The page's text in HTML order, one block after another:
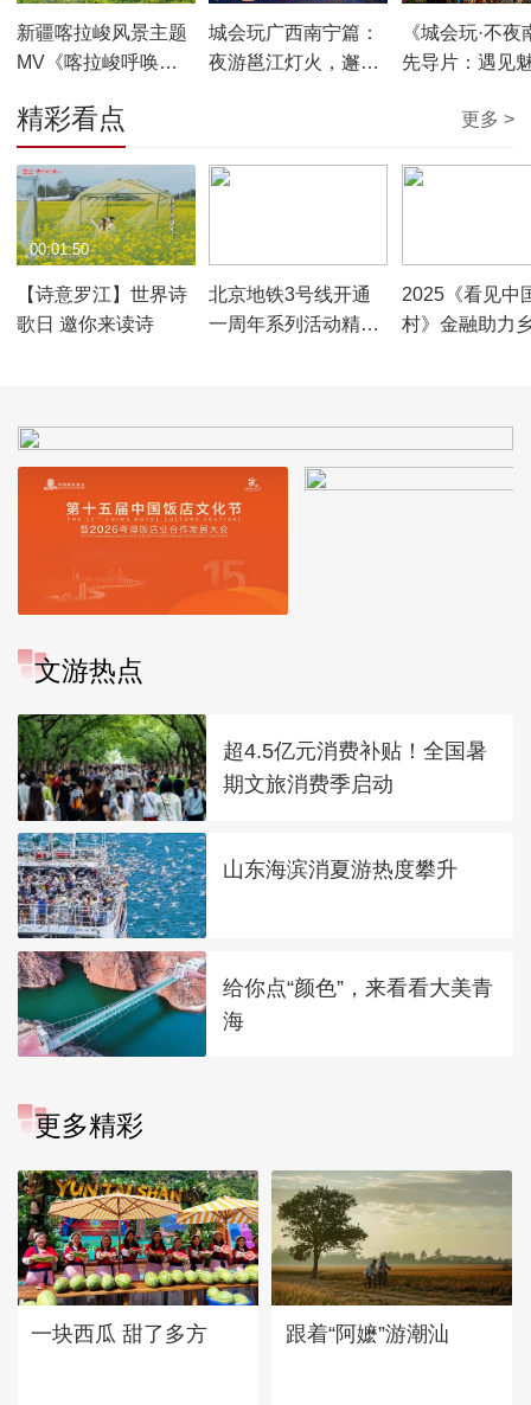
新疆喀拉峻风景主题
MV《喀拉峻呼唤
城会玩广西南宁篇：
夜游邕江灯火，邂逅
《城会玩·不夜
先导片：遇见
精彩看点 更多 >
【诗意罗江】世界诗
歌日 邀你来读诗
00:01:50
北京地铁3号线开通
一周年系列活动精彩
2025《看见中
村》金融助力
文游热点
超4.5亿元消费补贴！全国暑
期文旅消费季启动
山东海滨消夏游热度攀升
给你点“颜色”，来看看大美青
海
更多精彩
一块西瓜 甜了多方 跟着“阿嬷”游潮汕